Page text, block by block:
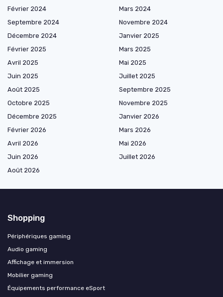
Février 2024
Mars 2024
Septembre 2024
Novembre 2024
Décembre 2024
Janvier 2025
Février 2025
Mars 2025
Avril 2025
Mai 2025
Juin 2025
Juillet 2025
Août 2025
Septembre 2025
Octobre 2025
Novembre 2025
Décembre 2025
Janvier 2026
Février 2026
Mars 2026
Avril 2026
Mai 2026
Juin 2026
Juillet 2026
Août 2026
Shopping
Périphériques gaming
Audio gaming
Affichage et immersion
Mobilier gaming
Équipements performance eSport